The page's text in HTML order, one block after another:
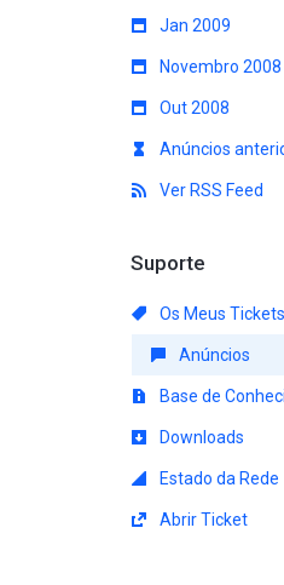
Jan 2009
Novembro 2008
Out 2008
Anúncios
Ver RSS Feed
Suporte
Os Meus
Anúncios
Base de
Downloads
Estado da Rede
Abrir Ticket